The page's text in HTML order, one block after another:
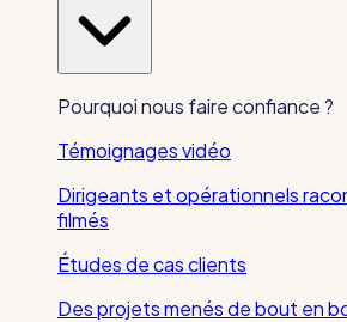
Pourquoi nous faire confiance ?
Témoignages vidéo
Dirigeants et opérationnels
filmés
Études de cas clients
Des projets menés de bout en